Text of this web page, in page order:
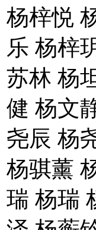
杨梓悦
乐 杨梓
苏林 杨
健 杨文
尧辰 杨
杨骐薰
瑞 杨瑞